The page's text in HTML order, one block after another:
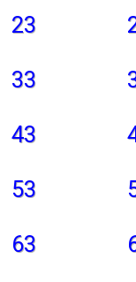
23
33
43
53
63